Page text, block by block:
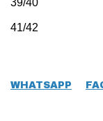
39/40
41/42
WHATSAPP